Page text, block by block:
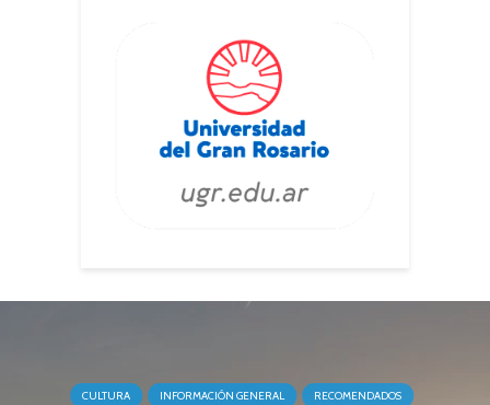
CULTURA INFORMACIÓN GENERAL RECOMENDADOS